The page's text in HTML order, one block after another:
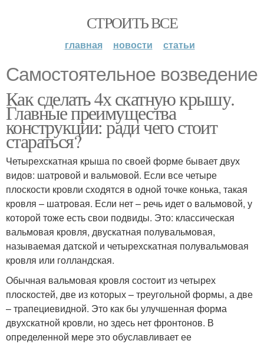
СТРОИТЬ ВСЕ
главная новости статьи
Самостоятельное возведение
Как сделать 4х скатную крышу.
Главные преимущества
конструкции: ради чего стоит
стараться?
Четырехскатная крыша по своей форме бывает двух
видов: шатровой и вальмовой. Если все четыре
плоскости кровли сходятся в одной точке конька, такая
кровля – шатровая. Если нет – речь идет о вальмовой, у
которой тоже есть свои подвиды. Это: классическая
вальмовая кровля, двускатная полувальмовая,
называемая датской и четырехскатная полувальмовая
кровля или голландская.
Обычная вальмовая кровля состоит из четырех
плоскостей, две из которых – треугольной формы, а две
– трапециевидной. Это как бы улучшенная форма
двухскатной кровли, но здесь нет фронтонов. В
определенной мере это обуславливает ее